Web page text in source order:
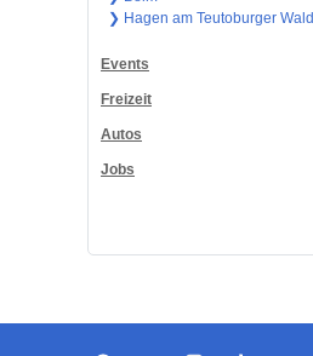
❯ Hagen am Teutoburger Wald
Events
Freizeit
Autos
Jobs